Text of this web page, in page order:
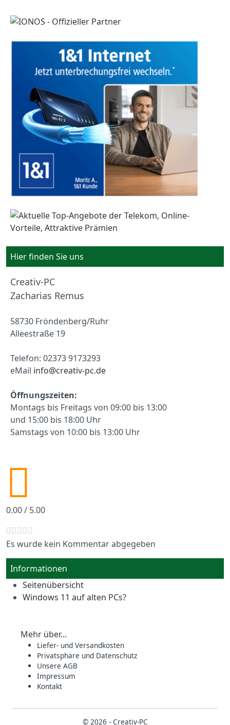
Hier finden Sie uns
Creativ-PC
Zacharias Remus
58730 Fröndenberg/Ruhr
Alleestraße 19
Telefon: 02373 9173293
eMail info@creativ-pc.de
Öffnungszeiten:
Montags bis Freitags von 09:00 bis 13:00
und 15:00 bis 18:00 Uhr
Samstags von 10:00 bis 13:00 Uhr
0.00 / 5.00
Es wurde kein Kommentar abgegeben
Informationen
Seitenübersicht
Windows 11 auf alten PCs?
Mehr über...
Liefer- und Versandkosten
Privatsphäre und Datenschutz
Unsere AGB
Impressum
Kontakt
© 2026 - Creativ-PC